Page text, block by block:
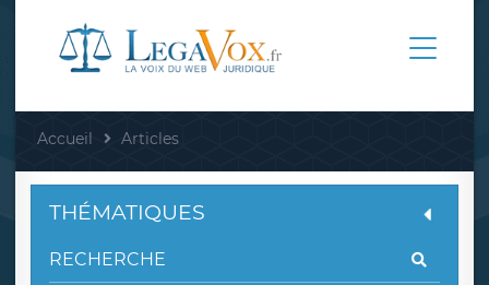
Accueil Articles
THÉMATIQUES